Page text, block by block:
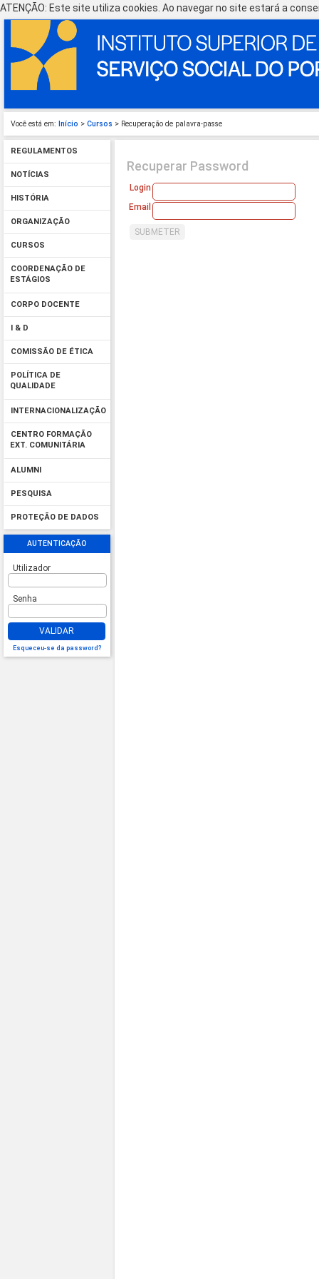
ATENÇÃO: Este site utiliza cookies. Ao navegar no site estará a
Você está em: Início > Cursos > Recuperação de palavra-passe
REGULAMENTOS
NOTÍCIAS
HISTÓRIA
ORGANIZAÇÃO
CURSOS
COORDENAÇÃO DE
ESTÁGIOS
CORPO DOCENTE
I & D
COMISSÃO DE ÉTICA
POLÍTICA DE
QUALIDADE
INTERNACIONALIZAÇÃO
CENTRO FORMAÇÃO
EXT. COMUNITÁRIA
ALUMNI
PESQUISA
PROTEÇÃO DE DADOS
AUTENTICAÇÃO
Utilizador
Senha
VALIDAR
Esqueceu-se da password?
Recuperar Password
Login
Email